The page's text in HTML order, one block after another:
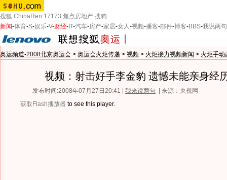
搜狐 ChinaRen 17173 焦点房地产 搜狗
新闻-体育-S-娱乐-V-财经- IT-汽车-房产-家居-女人-视频-播客-邮件-博客-BBS-我说两句
奥运频道-2008北京奥运会 > 奥运会火炬传递 > 视频 > 火炬接力视频新闻 > 火炬手动
视频：射击好手李金豹 遗憾未能亲身经
发布时间:2008年07月27日20:41 | 我来说两句
| 来源：央视网
获取Flash播放器 to see this player.